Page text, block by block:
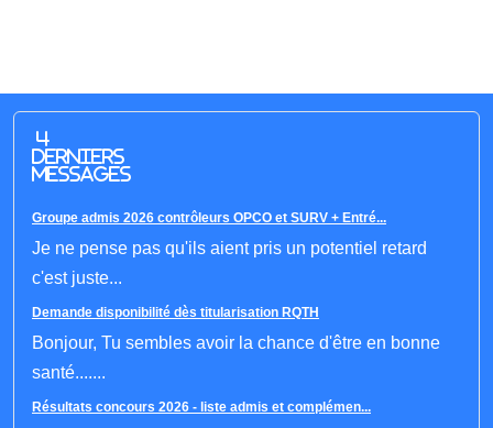
4
derniers
messages
Groupe admis 2026 contrôleurs OPCO et SURV + Entré...
Je ne pense pas qu'ils aient pris un potentiel retard
c'est juste...
Demande disponibilité dès titularisation RQTH
Bonjour, Tu sembles avoir la chance d'être en bonne
santé.......
Résultats concours 2026 - liste admis et complémen...